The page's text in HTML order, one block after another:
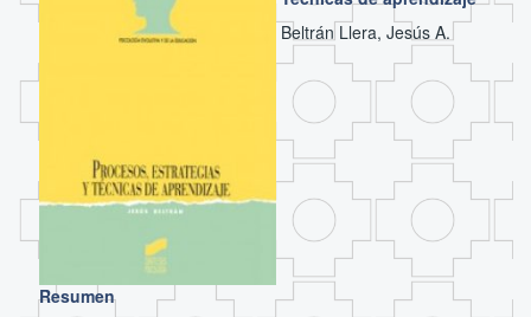
Beltrán Llera, Jesús A.
Resumen